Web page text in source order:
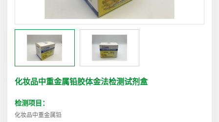
化妆品中重金属铅胶体金法检测试剂盒
检测项目：
化妆品中重金属铅